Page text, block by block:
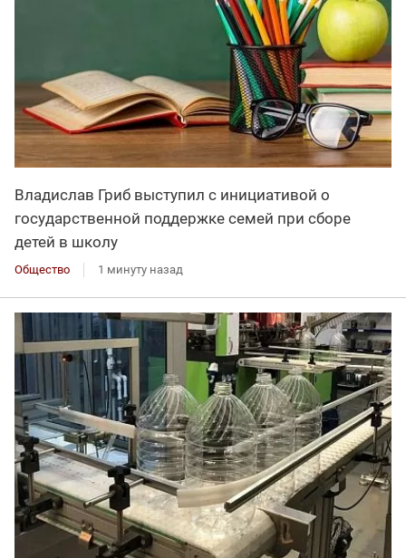
Владислав Гриб выступил с инициативой о
государственной поддержке семей при сборе
детей в школу
Общество 1 минуту назад